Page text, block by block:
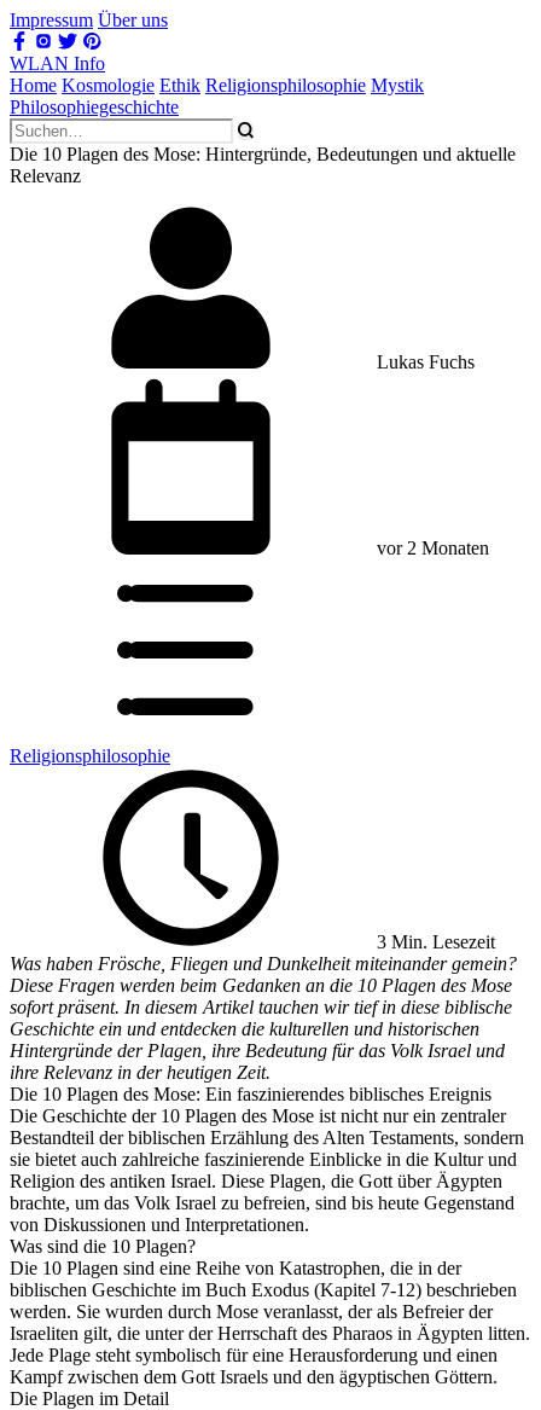
Impressum Über uns
WLAN Info
Home Kosmologie Ethik Religionsphilosophie Mystik
Philosophiegeschichte
Die 10 Plagen des Mose: Hintergründe, Bedeutungen und aktuelle
Relevanz
Lukas Fuchs
vor 2 Monaten
Religionsphilosophie
3 Min. Lesezeit
Was haben Frösche, Fliegen und Dunkelheit miteinander gemein?
Diese Fragen werden beim Gedanken an die 10 Plagen des Mose
sofort präsent. In diesem Artikel tauchen wir tief in diese biblische
Geschichte ein und entdecken die kulturellen und historischen
Hintergründe der Plagen, ihre Bedeutung für das Volk Israel und
ihre Relevanz in der heutigen Zeit.
Die 10 Plagen des Mose: Ein faszinierendes biblisches Ereignis
Die Geschichte der 10 Plagen des Mose ist nicht nur ein zentraler
Bestandteil der biblischen Erzählung des Alten Testaments, sondern
sie bietet auch zahlreiche faszinierende Einblicke in die Kultur und
Religion des antiken Israel. Diese Plagen, die Gott über Ägypten
brachte, um das Volk Israel zu befreien, sind bis heute Gegenstand
von Diskussionen und Interpretationen.
Was sind die 10 Plagen?
Die 10 Plagen sind eine Reihe von Katastrophen, die in der
biblischen Geschichte im Buch Exodus (Kapitel 7-12) beschrieben
werden. Sie wurden durch Mose veranlasst, der als Befreier der
Israeliten gilt, die unter der Herrschaft des Pharaos in Ägypten litten.
Jede Plage steht symbolisch für eine Herausforderung und einen
Kampf zwischen dem Gott Israels und den ägyptischen Göttern.
Die Plagen im Detail